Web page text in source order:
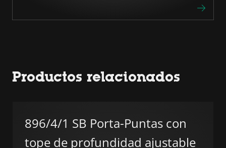
Productos relacionados
896/4/1 SB Porta-Puntas con
tope de profundidad ajustable